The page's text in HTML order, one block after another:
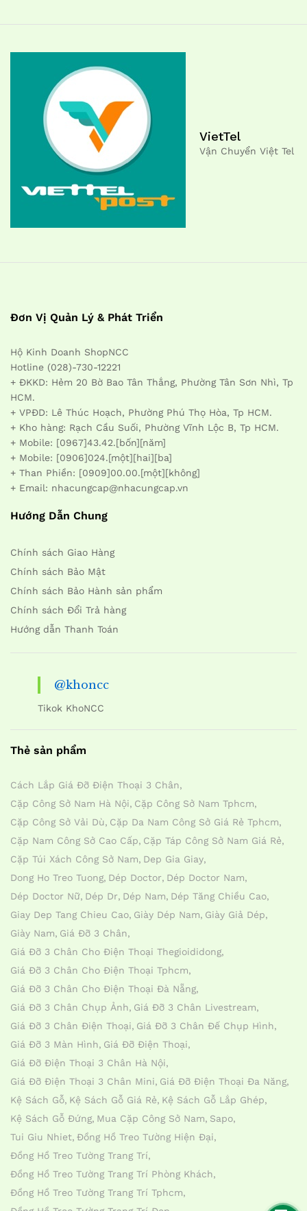
VietTel
Vận Chuyển Việt Tel
Đơn Vị Quản Lý & Phát Triển
Hộ Kinh Doanh ShopNCC
Hotline (028)-730-12221
+ ĐKKD: Hẻm 20 Bờ Bao Tân Thắng, Phường Tân Sơn Nhì, Tp
HCM.
+ VPĐD: Lê Thúc Hoạch, Phường Phú Thọ Hòa, Tp HCM.
+ Kho hàng: Rạch Cầu Suối, Phường Vĩnh Lộc B, Tp HCM.
+ Mobile: [0967]43.42.[bốn][năm]
+ Mobile: [0906]024.[một][hai][ba]
+ Than Phiền: [0909]00.00.[một][không]
+ Email: nhacungcap@nhacungcap.vn
Hướng Dẫn Chung
Chính sách Giao Hàng
Chính sách Bảo Mật
Chính sách Bảo Hành sản phẩm
Chính sách Đổi Trả hàng
Hướng dẫn Thanh Toán
@khoncc
Tikok KhoNCC
Thẻ sản phẩm
Cách Lắp Giá Đỡ Điện Thoại 3 Chân
Cặp Công Sở Nam Hà Nội Cặp Công Sở Nam Tphcm
Cặp Công Sở Vải Dù Cặp Da Nam Công Sở Giá Rẻ Tphcm
Cặp Nam Công Sở Cao Cấp Cặp Táp Công Sở Nam Giá Rẻ
Cặp Túi Xách Công Sở Nam Dep Gia Giay
Dong Ho Treo Tuong Dép Doctor Dép Doctor Nam
Dép Doctor Nữ Dép Dr Dép Nam Dép Tăng Chiều Cao
Giay Dep Tang Chieu Cao Giày Dép Nam Giày Giả Dép
Giày Nam Giá Đỡ 3 Chân
Giá Đỡ 3 Chân Cho Điện Thoại Thegioididong
Giá Đỡ 3 Chân Cho Điện Thoại Tphcm
Giá Đỡ 3 Chân Cho Điện Thoại Đà Nẵng
Giá Đỡ 3 Chân Chụp Ảnh Giá Đỡ 3 Chân Livestream
Giá Đỡ 3 Chân Điện Thoại Giá Đỡ 3 Chân Đế Chụp Hình
Giá Đỡ 3 Màn Hình Giá Đỡ Điện Thoại
Giá Đỡ Điện Thoại 3 Chân Hà Nội
Giá Đỡ Điện Thoại 3 Chân Mini Giá Đỡ Điện Thoại Đa Năng
Kệ Sách Gỗ Kệ Sách Gỗ Giá Rẻ Kệ Sách Gỗ Lắp Ghép
Kệ Sách Gỗ Đứng Mua Cặp Công Sở Nam Sapo
Tui Giu Nhiet Đồng Hồ Treo Tường Hiện Đại
Đồng Hồ Treo Tường Trang Trí
Đồng Hồ Treo Tường Trang Trí Phòng Khách
Đồng Hồ Treo Tường Trang Trí Tphcm